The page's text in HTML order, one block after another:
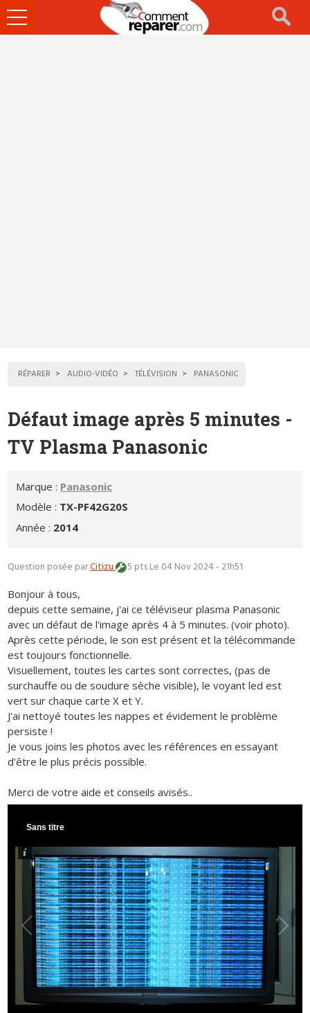
Ouvrir
le
RÉPARER AUDIO-VIDÉO TÉLÉVISION PANASONIC
Défaut image après 5 minutes -
TV Plasma Panasonic
Marque : Panasonic
Modèle : TX-PF42G20S
Année : 2014
Question posée parCitizu 5 ptsLe 04 Nov 2024 - 21h51
Bonjour à tous,
depuis cette semaine, j'ai ce téléviseur plasma Panasonic
avec un défaut de l'image après 4 à 5 minutes. (voir photo).
Après cette période, le son est présent et la télécommande
est toujours fonctionnelle.
Visuellement, toutes les cartes sont correctes, (pas de
surchauffe ou de soudure sèche visible), le voyant led est
vert sur chaque carte X et Y.
J'ai nettoyé toutes les nappes et évidement le problème
persiste !
Je vous joins les photos avec les références en essayant
d'être le plus précis possible.
Merci de votre aide et conseils avisés..
Sans titre